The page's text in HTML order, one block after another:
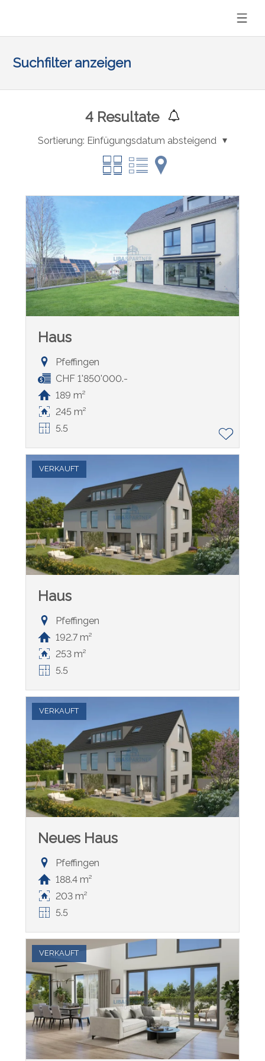
Suchfilter anzeigen
4Resultate
Sortierung: Einfügungsdatum absteigend
Haus
Pfeffingen
CHF 1'850'000.-
189 m²
245 m²
5.5
VERKAUFT
Haus
Pfeffingen
192.7 m²
253 m²
5.5
VERKAUFT
Neues Haus
Pfeffingen
188.4 m²
203 m²
5.5
VERKAUFT